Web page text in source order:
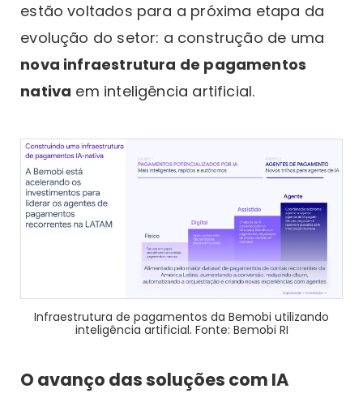
estão voltados para a próxima etapa da
evolução do setor: a construção de uma
nova infraestrutura de pagamentos
nativa em inteligência artificial.
Infraestrutura de pagamentos da Bemobi utilizando
inteligência artificial. Fonte: Bemobi RI
O avanço das soluções com IA